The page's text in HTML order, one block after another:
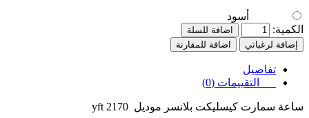
أسود
الكمية:
اضافة للسلة
إضافة لرغباتي
اضافة للمقارنة
تفاصيل
التقييمات (0)
ساعة سمارت كيسليكت بلانسر موديل yft 2170